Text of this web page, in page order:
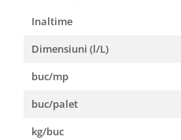
Accesorii distribuitoare
Acoperis
Accesorii tigla/tabla
Inaltime
Dimensiuni (l/L)
buc/mp
buc/palet
kg/buc